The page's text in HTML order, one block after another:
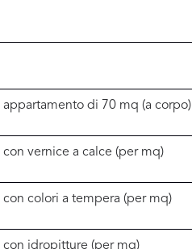
appartamento di 70 mq (a corpo)
con vernice a calce (per mq)
con colori a tempera (per mq)
con idropitture (per mq)